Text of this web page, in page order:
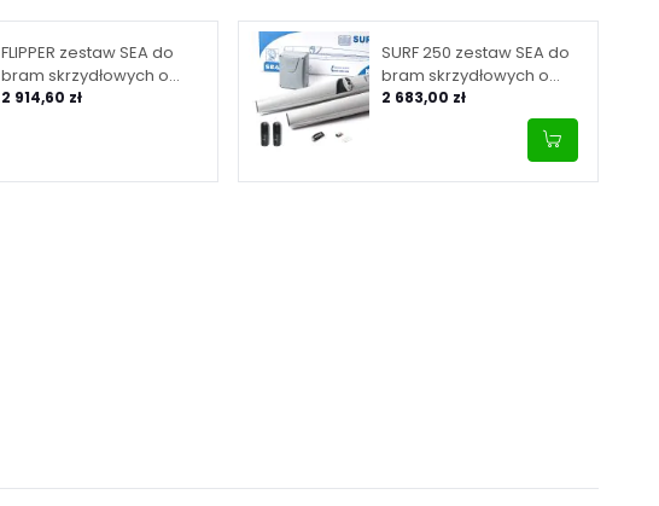
FLIPPER zestaw SEA do
bram skrzydłowych o
maksymalnej długości
2 914,60 zł
SURF 250 zestaw SEA do
bram skrzydłowych o
maksymalnej długości
2 683,00 zł